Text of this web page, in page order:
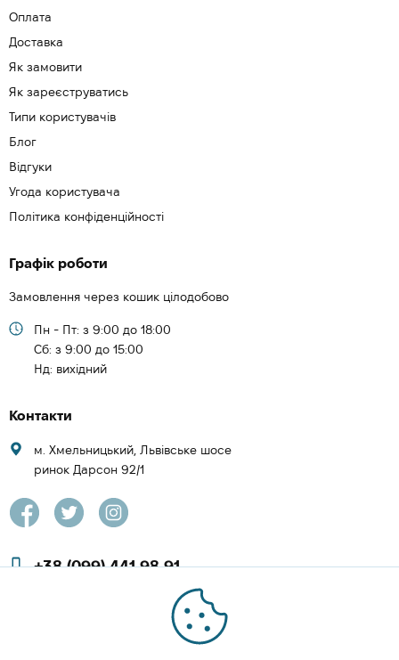
Оплата
Доставка
Як замовити
Як зареєструватись
Типи користувачів
Блог
Відгуки
Угода користувача
Політика конфіденційності
Графік роботи
Замовлення через кошик цілодобово
Пн - Пт: з 9:00 до 18:00
Cб: з 9:00 до 15:00
Нд: вихідний
Контакти
м. Хмельницький, Львівське шосе
ринок Дарсон 92/1
+38 (099) 441 98 91
+38 (097) 423 08 00
zachesa86@gmail.com